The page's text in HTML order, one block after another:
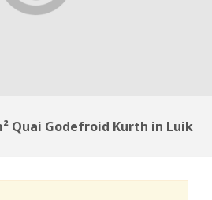
Quai Godefroid Kurth in Luik